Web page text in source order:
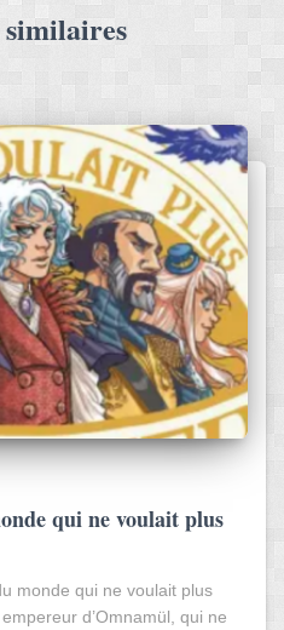
qui ne voulait plus
monde qui ne voulait plus
d’Omnamül, qui ne